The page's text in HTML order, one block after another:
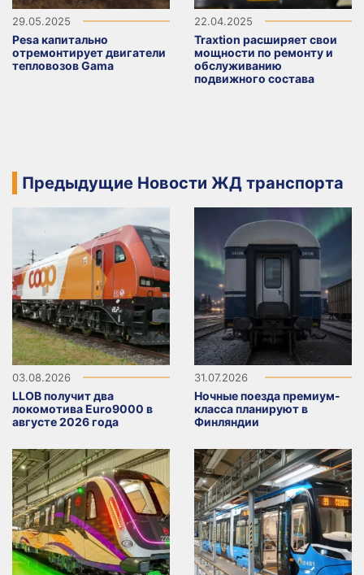
29.05.2025
Pesa капитально
отремонтирует двигатели
тепловозов Gama
22.04.2025
Traxtion расширяет свои
мощности по ремонту и
обслуживанию
подвижного состава
Предыдущие Новости ЖД транспорта
03.08.2026
LLOB получит два
локомотива Euro9000 в
августе 2026 года
31.07.2026
Ночные поезда премиум-
класса планируют в
Финляндии